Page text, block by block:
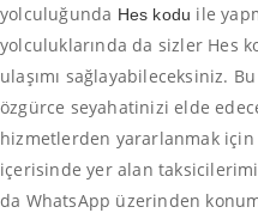
yolculuğunda Hes kodu ile
yolculuklarında da sizler Hes
ulaşımı sağlayabileceksiniz.
özgürce seyahatinizi elde
hizmetlerden yararlanmak için
içerisinde yer alan
da WhatsApp üzerinden